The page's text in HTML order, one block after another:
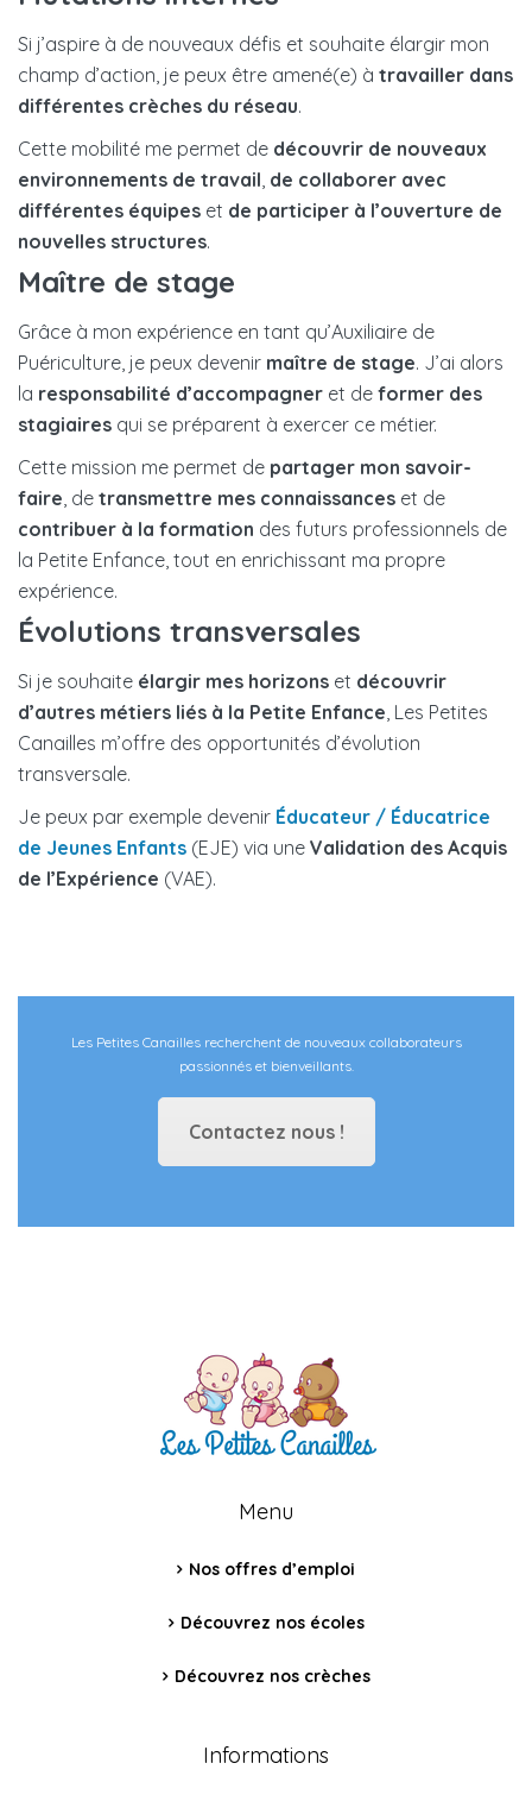
Si j’aspire à de nouveaux défis et souhaite élargir mon
champ d’action, je peux être amené(e) à travailler dans
différentes crèches du réseau.
Cette mobilité me permet de découvrir de nouveaux
environnements de travail, de collaborer avec
différentes équipes et de participer à l’ouverture de
nouvelles structures.
Maître de stage
Grâce à mon expérience en tant qu’Auxiliaire de
Puériculture, je peux devenir maître de stage. J’ai alors
la responsabilité d’accompagner et de former des
stagiaires qui se préparent à exercer ce métier.
Cette mission me permet de partager mon savoir-
faire, de transmettre mes connaissances et de
contribuer à la formation des futurs professionnels de
la Petite Enfance, tout en enrichissant ma propre
expérience.
Évolutions transversales
Si je souhaite élargir mes horizons et découvrir
d’autres métiers liés à la Petite Enfance, Les Petites
Canailles m’offre des opportunités d’évolution
transversale.
Je peux par exemple devenir Éducateur / Éducatrice
de Jeunes Enfants (EJE) via une Validation des Acquis
de l’Expérience (VAE).
Les Petites Canailles recherchent de nouveaux collaborateurs
passionnés et bienveillants.
Contactez nous !
Menu
Nos offres d’emploi
Découvrez nos écoles
Découvrez nos crèches
Informations